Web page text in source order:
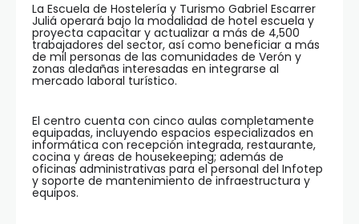
La Escuela de Hostelería y Turismo Gabriel Escarrer
Juliá operará bajo la modalidad de hotel escuela y
proyecta capacitar y actualizar a más de 4,500
trabajadores del sector, así como beneficiar a más
de mil personas de las comunidades de Verón y
zonas aledañas interesadas en integrarse al
mercado laboral turístico.
El centro cuenta con cinco aulas completamente
equipadas, incluyendo espacios especializados en
informática con recepción integrada, restaurante,
cocina y áreas de housekeeping; además de
oficinas administrativas para el personal del Infotep
y soporte de mantenimiento de infraestructura y
equipos.